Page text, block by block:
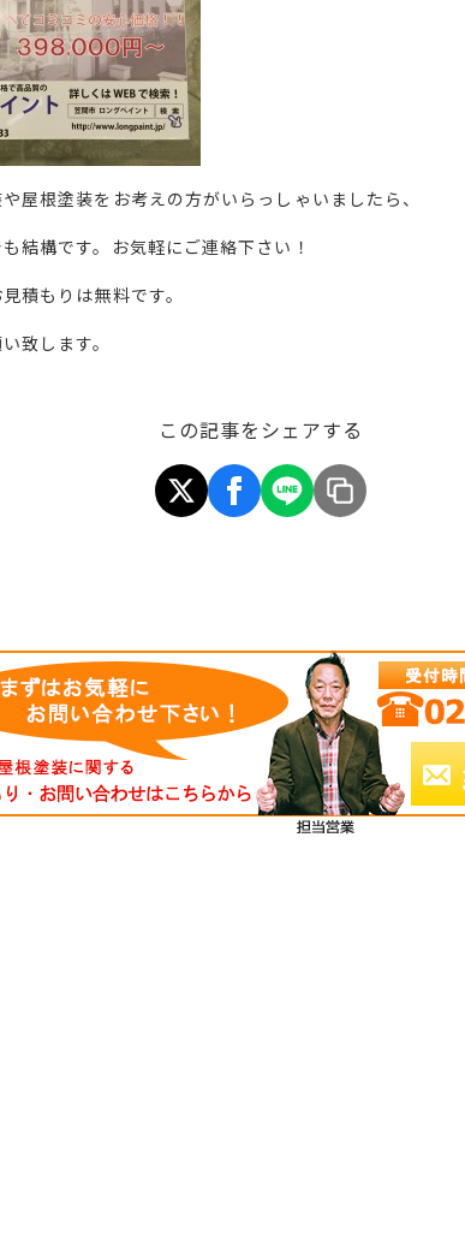
屋根塗装をお考えの方がいらっしゃいましたら、
結構です。お気軽にご連絡下さい！
積もりは無料です。
致します。
この記事をシェアする